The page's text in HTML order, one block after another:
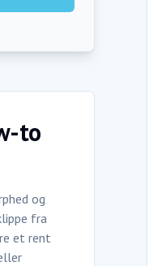
to
og
fra
et rent